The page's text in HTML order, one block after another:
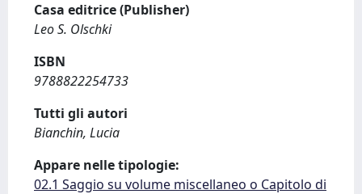
Casa editrice (Publisher)
Leo S. Olschki
ISBN
9788822254733
Tutti gli autori
Bianchin, Lucia
Appare nelle tipologie:
02.1 Saggio su volume miscellaneo o Capitolo di